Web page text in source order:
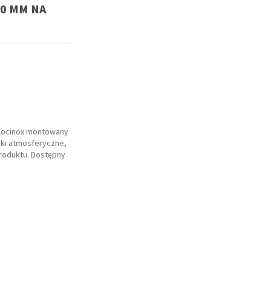
MM NA
montowany
atmosferyczne,
Dostępny